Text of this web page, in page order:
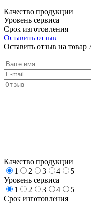
Качество продукции
Уровень сервиса
Срок изготовления
Оставить отзыв
Оставить отзыв на товар
Качество продукции
1
2 3 4
5
Уровень сервиса
1
2 3 4
5
Срок изготовления